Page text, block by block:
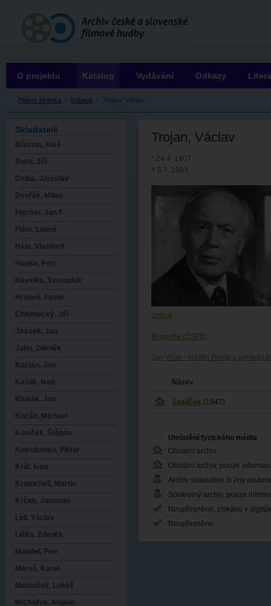
Archiv ČSFH
Trojan, Václav
* 24.4. 1907
† 5.7. 1983
(zdroj)
Biografie (ČSFD)
Jan Vičar - Nástin života a
Název
Špalíček (1947)
Umístění fyzického média
Oficiální archiv
Oficiální archiv, pouze
Archiv skladatele či jiný
Soukromý archiv, pouze
Neupřesněno, získáno v
Neupřesněno
Hlavní stránka › Katalog › Trojan, Václav
O projektu Katalog Vydávání Odkazy
Skladatelé
Březina, Aleš
Bulis, Jiří
Celba, Jaroslav
Dvořák, Milan
Fischer, Jan F.
Fišer, Luboš
Hála, Vlastimil
Hapka, Petr
Havelka, Svatopluk
Hrubeš, Pavel
Chlumecký, Jiří
Jirásek, Jan
John, Zdeněk
Kacián, Jan
Kašlík, Ivan
Klusák, Jan
Kocáb, Michael
Koníček, Štěpán
Kotrubenko, Viktor
Král, Ivan
Kratochvíl, Martin
Krček, Jaroslav
Lídl, Václav
Liška, Zdeněk
Mandel, Petr
Mareš, Karel
Matoušek, Lukáš
Michajlov, Angelo